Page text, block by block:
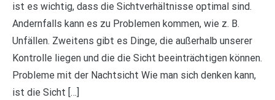
ist es wichtig, dass die Sichtverhältnisse optimal sind.
Andernfalls kann es zu Problemen kommen, wie z. B.
Unfällen. Zweitens gibt es Dinge, die außerhalb unserer
Kontrolle liegen und die die Sicht beeinträchtigen können.
Probleme mit der Nachtsicht Wie man sich denken kann,
ist die Sicht […]